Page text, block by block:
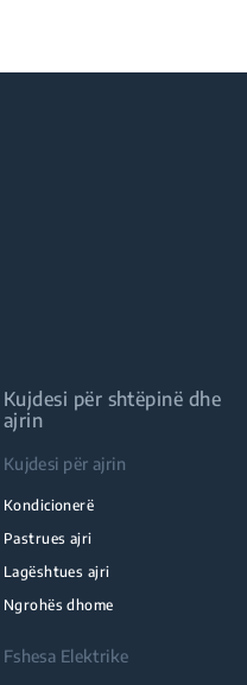
Kujdesi për shtëpinë dhe
ajrin
Kujdesi për ajrin
Kondicionerë
Pastrues ajri
Lagështues ajri
Ngrohës dhome
Fshesa Elektrike